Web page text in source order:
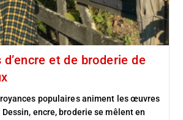
et de broderie de
populaires animent les œuvres
Dessin, encre, broderie se mêlent en